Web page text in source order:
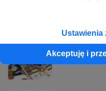
Ustawienia
Akceptuję i
Zobacz również
Weekly